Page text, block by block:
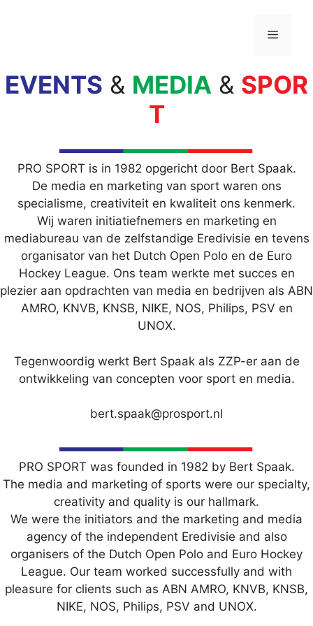
Menu
EVENTS & MEDIA & SPOR
T
PRO SPORT is in 1982 opgericht door Bert Spaak.
De media en marketing van sport waren ons
specialisme, creativiteit en kwaliteit ons kenmerk.
Wij waren initiatiefnemers en marketing en
mediabureau van de zelfstandige Eredivisie en tevens
organisator van het Dutch Open Polo en de Euro
Hockey League. Ons team werkte met succes en
plezier aan opdrachten van media en bedrijven als ABN
AMRO, KNVB, KNSB, NIKE, NOS, Philips, PSV en
UNOX.
Tegenwoordig werkt Bert Spaak als ZZP-er aan de
ontwikkeling van concepten voor sport en media.
bert.spaak@prosport.nl
PRO SPORT was founded in 1982 by Bert Spaak.
The media and marketing of sports were our specialty,
creativity and quality is our hallmark.
We were the initiators and the marketing and media
agency of the independent Eredivisie and also
organisers of the Dutch Open Polo and Euro Hockey
League. Our team worked successfully and with
pleasure for clients such as ABN AMRO, KNVB, KNSB,
NIKE, NOS, Philips, PSV and UNOX.